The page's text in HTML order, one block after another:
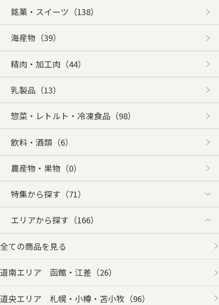
銘菓・スイーツ （138）
海産物 （39）
精肉・加工肉 （44）
乳製品 （13）
惣菜・レトルト・冷凍食品 （98）
飲料・酒類 （6）
農産物・果物 （0）
特集から探す （71）
エリアから探す （166）
全ての商品を見る
道南エリア 函館・江差 （26）
道央エリア 札幌・小樽・苫小牧 （96）